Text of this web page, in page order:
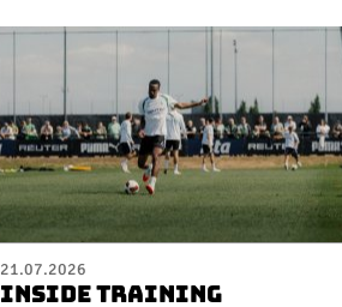
21.07.2026
INSIDE TRAINING